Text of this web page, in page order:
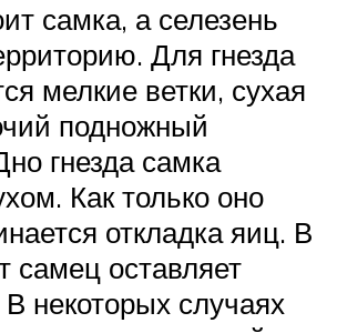
самка, а селезень
Для гнезда
мелкие ветки, сухая
подножный
гнезда самка
Как только оно
откладка яиц. В
самец оставляет
некоторых случаях